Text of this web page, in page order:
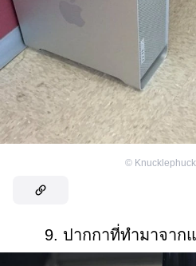
©
9. ปากกาที่ทำมาจาก